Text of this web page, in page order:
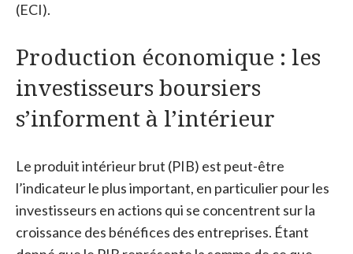
(ECI).
Production économique : les
investisseurs boursiers
s’informent à l’intérieur
Le produit intérieur brut (PIB) est peut-être
l’indicateur le plus important, en particulier pour les
investisseurs en actions qui se concentrent sur la
croissance des bénéfices des entreprises. Étant